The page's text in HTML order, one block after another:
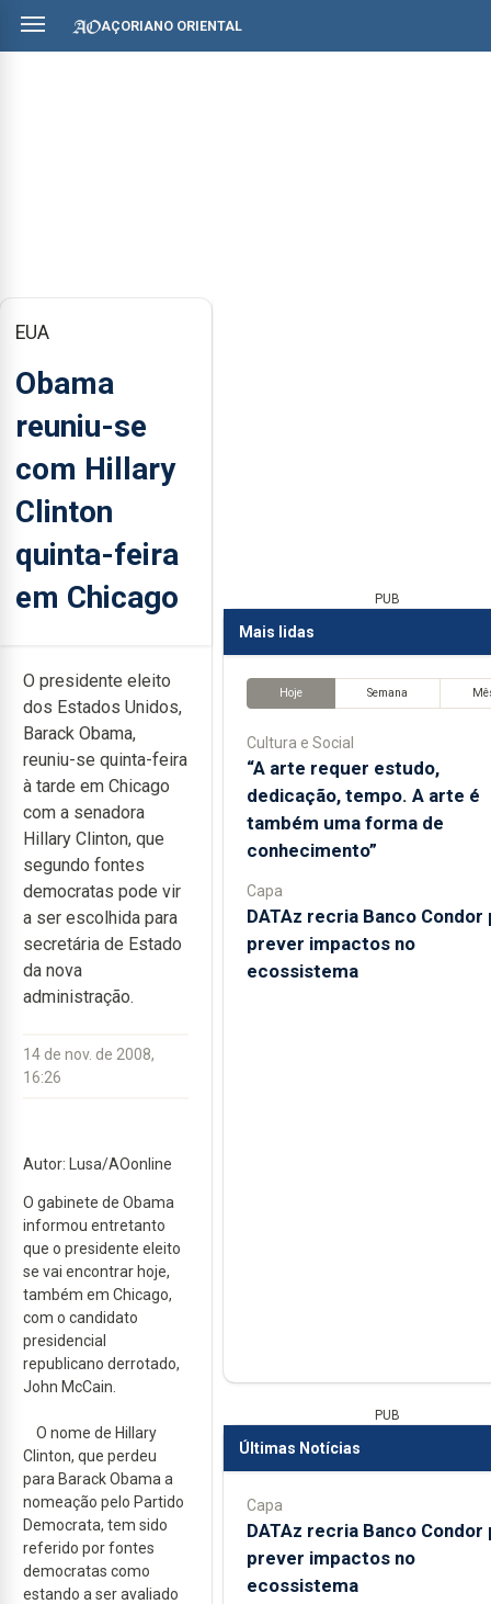
AÇORIANO ORIENTAL
EUA
Obama
reuniu-se
com Hillary
Clinton
quinta-feira
em Chicago
O presidente eleito
dos Estados Unidos,
Barack Obama,
reuniu-se quinta-feira
à tarde em Chicago
com a senadora
Hillary Clinton, que
segundo fontes
democratas pode vir
a ser escolhida para
secretária de Estado
da nova
administração.
14 de nov. de 2008,
16:26
Autor: Lusa/AOonline
O gabinete de Obama
informou entretanto
que o presidente eleito
se vai encontrar hoje,
também em Chicago,
com o candidato
presidencial
republicano derrotado,
John McCain.
O nome de Hillary
Clinton, que perdeu
para Barack Obama a
nomeação pelo Partido
Democrata, tem sido
referido por fontes
democratas como
estando a ser avaliado
PUB
Mais lidas
Hoje Semana
Cultura e Social
“A arte requer estudo,
dedicação, tempo. A arte é
também uma forma de
conhecimento”
Capa
DATAz recria Banco Condor
prever impactos no
ecossistema
PUB
Últimas Notícias
Capa
DATAz recria Banco Condor
prever impactos no
ecossistema